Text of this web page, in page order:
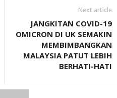
Next article
JANGKITAN COVID-19
OMICRON DI UK SEMAKIN
MEMBIMBANGKAN
MALAYSIA PATUT LEBIH
BERHATI-HATI